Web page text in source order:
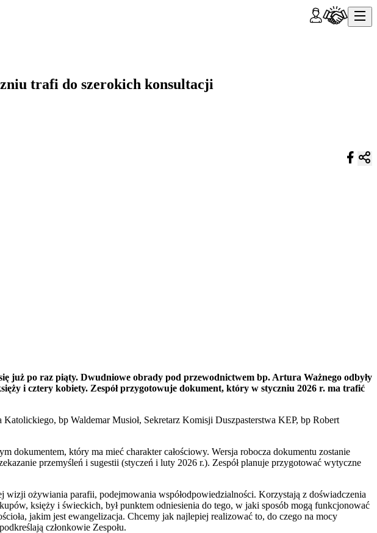
trafi do szerokich konsultacji
już po raz piąty. Dwudniowe obrady pod przewodnictwem bp. Artura Ważnego odbyły
i cztery kobiety. Zespół przygotowuje dokument, który w styczniu 2026 r. ma trafić
bp Waldemar Musioł, Sekretarz Komisji Duszpasterstwa KEP, bp Robert
który ma mieć charakter całościowy. Wersja robocza dokumentu zostanie
przemyśleń i sugestii (styczeń i luty 2026 r.). Zespół planuje przygotować wytyczne
wizji ożywiania parafii, podejmowania współodpowiedzialności. Korzystają z doświadczenia
księży i świeckich, był punktem odniesienia do tego, w jaki sposób mogą funkcjonować
jakim jest ewangelizacja. Chcemy jak najlepiej realizować to, do czego na mocy
członkowie Zespołu.